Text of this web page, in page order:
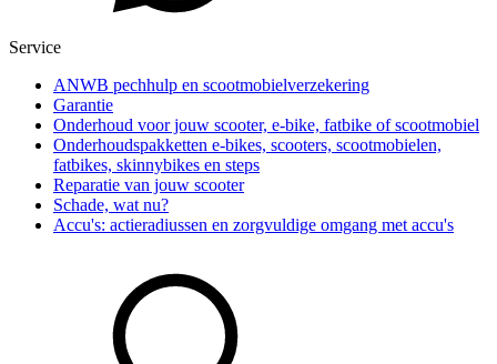
Service
ANWB pechhulp en scootmobielverzekering
Garantie
Onderhoud voor jouw scooter, e-bike, fatbike of scootmobiel
Onderhoudspakketten e-bikes, scooters, scootmobielen,
fatbikes, skinnybikes en steps
Reparatie van jouw scooter
Schade, wat nu?
Accu's: actieradiussen en zorgvuldige omgang met accu's